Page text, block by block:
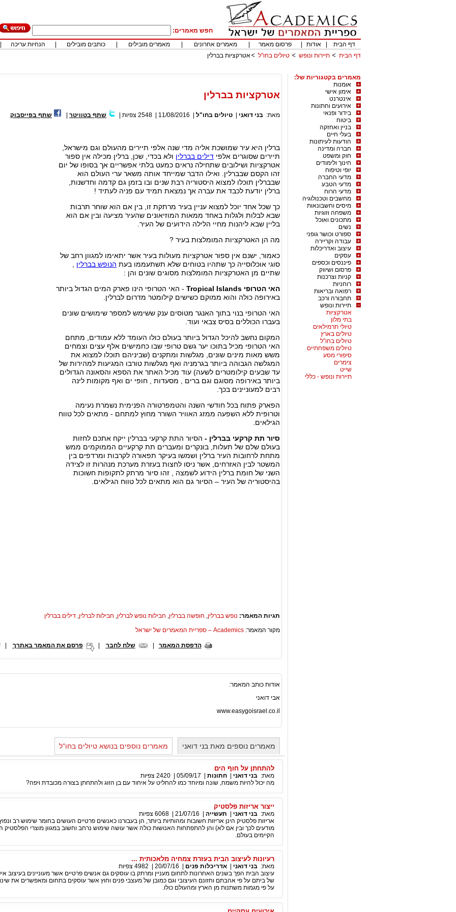
חפש מאמרים:
דף הבית
אודות פרסום מאמר מאמרים אחרונים מאמרים מובילים כותבים מובילים הנחיות עריכה
דף הבית
תיירות ונופש טיולים בחו"ל אטרקציות בברלין
מאמרים בקטגוריות של:
אומנות
אימון אישי
אינטרנט
אירועים וחתונות
בידור ופנאי
ביטוח
בניין ואחזקה
בעלי חיים
הודעות לעיתונות
חברה ומדינה
חוק ומשפט
חינוך ולימודים
יופי וטיפוח
מדעי החברה
מדעי הטבע
מדעי הרוח
מחשבים וטכנולוגיה
מיסים וחשבונאות
משפחה וזוגיות
מתכונים ואוכל
נשים
ספורט וכושר גופני
עבודה וקריירה
עיצוב ואדריכלות
עסקים
פיננסים וכספים
פרסום ושיווק
קניות וצרכנות
רוחניות
רפואה ובריאות
תחבורה ורכב
תיירות ונופש
אטרקציות
בתי מלון
טיולי תרמילאים
טיולים בארץ
טיולים בחו"ל
טיולים משפחתיים
סיפורי מסע
צימרים
שייט
תיירות ונופש - כללי
אטרקציות בברלין
מאת: בני דואני טיולים בחו"ל 11/08/2016
2548 צפיות שתף בטוויטר שתף בפייסבוק
ברלין היא עיר שמושכת אליה מדי שנה אלפי תיירים מהעולם וגם מישראל,
תיירים שסוגרים אלפי דילים בברלין ולא בכדי, שכן, ברלין מכילה אין ספור
אטרקציות ושילובים שתחילה נראים כמעט בלתי אפשריים אך בסופו של יום
זהו הקסם שבברלין. ואילו הדבר שמייחד אותה משאר ערי העולם הוא
שבברלין תוכלו למצוא היסטוריה רבת שנים ובו בזמן גם קדמה וחדשנות,
ברלין יודעת לכבד את עברה אך נמצאת תמיד עם פניה לעתיד !
כך שכל אחד יוכל למצוא עניין בעיר מרתקת זו, בין אם הוא שוחר תרבות
שבא לבלות ולגלות באחד ממאות המוזיאונים שהעיר מציעה ובין אם הוא
בליין שבא ליהנות מחיי הלילה הידועים של העיר.
מה הן האטרקציות המומלצות בעיר ?
כאמור, ישנם אין ספור אטרקציות מעולות בעיר אשר יתאימו למגוון רחב של
סוגי אוכלוסייה כך שתהיו בטוחים שלא תשתעממו בעת הנופש בברלין
שתיים מן האטרקציות המומלצות מסוגים שונים והן :
האי הטרופי Tropical Islands
- האי הטרופי הינו פארק המים הגדול ביותר
באירופה כולה והוא ממוקם כשישים קילומטר מדרום לברלין.
האי הטרופי בנוי בתוך האנגר מטוסים ענק ששימש למספר שימושים שונים
בעברו הכוללים בסיס צבאי ועוד.
המקום נחשב להיכל הגדול ביותר בעולם כולו העומד ללא עמודים, מתחם
האי הטרופי מכיל בתוכו יער גשם טרופי שבו כחמישים אלף עצים וצמחים
משש מאות מינים שונים, מגלשות ומתקנים (שביניהם תוכלו למצוא את
המגלשה הגבוהה ביותר בגרמניה ואף מגלשות טורבו המגיעות למהירות של
עד שבעים קילומטרים לשעה) עוד מכיל האתר את הספא והסאונה הגדולים
ביותר באירופה מסוגם וגם ברים , מסעדות , חופי ים ואף מקומות לינה
רבים למעוניינים בכך.
הפארק פתוח בכל חודשי השנה והטמפרטורה הפנימית נשמרת נעימה
וטרופית ללא השפעה ממזג האוויר השורר מחוץ למתחם - מתאים לכל טווח
הגילאים.
סיור תת קרקעי בברלין - הסיור התת קרקעי בברלין ייקח אתכם לחזות
בעולם שלם של תעלות, בונקרים ומעברים תת קרקעיים הממוקמים ממש
מתחת לרחובות העיר ברלין ושמשו בעיקר תפאורה לקרבות ומרדפים בין
המשטר לבין האזרחים, אשר ניסו לחצות בעזרת מערכת מנהרות זו לצידה
השני של חומת ברלין הידוע לשמצה , זהו סיור מרתק לתקופות חשוכות
בהיסטוריה של העיר – הסיור גם הוא מתאים לכל טווח הגילאים.
תגיות המאמר: נופש בברלין, חופשה בברלין, חבילות נופש לברלין, חבילות לברלין, דילים בברלין
מקור המאמר: Academics – ספריית המאמרים של ישראל
הדפסת המאמר שלח לחבר פרסם את המאמר באתרך |
אודות כותב המאמר:
אבי דואני
www.easygoisrael.co.il
מאמרים נוספים מאת בני דואני מאמרים נוספים בנושא טיולים בחו"ל
להתחתן על חוף הים
מאת: בני דואני חתונות 05/09/17
2420 צפיות
מה יכול להיות משמח, שונה ומיוחד כמו להחליט על איחוד עם בן הזוג ולהתחתן בצורה מכובדת ויפה?
ייצור אריזות פלסטיק
מאת: בני דואני תעשייה 21/07/16
6068 צפיות
אריזות פלסטיק הינן אריזות חשובות ומהותיות ביותר, הן בעבורנו כאנשים פרטיים העושים בחומר שימוש רב
מודעים לכך ובין אם לא) והן להתפתחות האנושות כולה אשר עושה שימוש נרחב וחשוב במגוון מוצרי הפלסטיק
הקיימים בעולם.
רעיונות לעיצוב הבית בעזרת צמחיה מלאכותית ...
מאת: בני דואני אדריכלות פנים 20/07/16
4982 צפיות
עיצוב הבית הפך בשנים האחרונות לתחום מעניין ומרתק בו עוסקים גם אנשים פרטיים אשר מעוניינים בעיצוב
של ביתם על פי אהבתם וחזונם העיצובי וגם כמובן של מעצבי פנים וחוץ אשר עוסקים בתחום ומאפשרים את
על פי מגמות משתנות מן הארץ ומהעולם כולו.